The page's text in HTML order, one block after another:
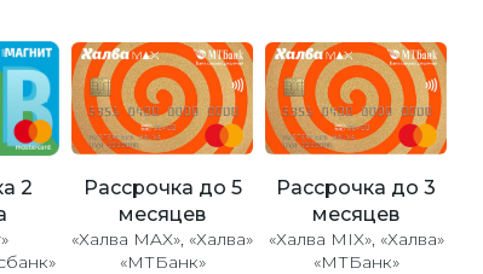
2
Рассрочка до 5
месяцев
«Халва MAX», «Халва»
«МТБанк»
Рассрочка до 3
месяцев
«Халва MIX», «Халва»
«МТБанк»